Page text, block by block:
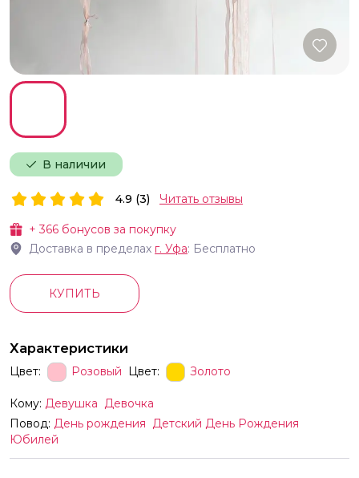
В наличии
+366 бонусов за покупку
Доставка в пределах г. Уфа: Бесплатно
4.9 (3) Читать отзывы
КУПИТЬ
Характеристики
Цвет: Розовый Цвет: Золото
Кому: Девушка Девочка
Повод: День рождения Детский День Рождения
Юбилей